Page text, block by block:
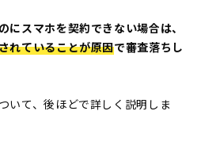
にスマホを契約できない場合は、
れていることが原因で審査落ちし
いて、後ほどで詳しく説明しま